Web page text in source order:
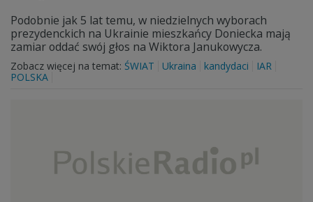
Podobnie jak 5 lat temu, w niedzielnych wyborach
prezydenckich na Ukrainie mieszkańcy Doniecka mają
zamiar oddać swój głos na Wiktora Janukowycza.
Zobacz więcej na temat: ŚWIAT Ukraina kandydaci
IAR
POLSKA